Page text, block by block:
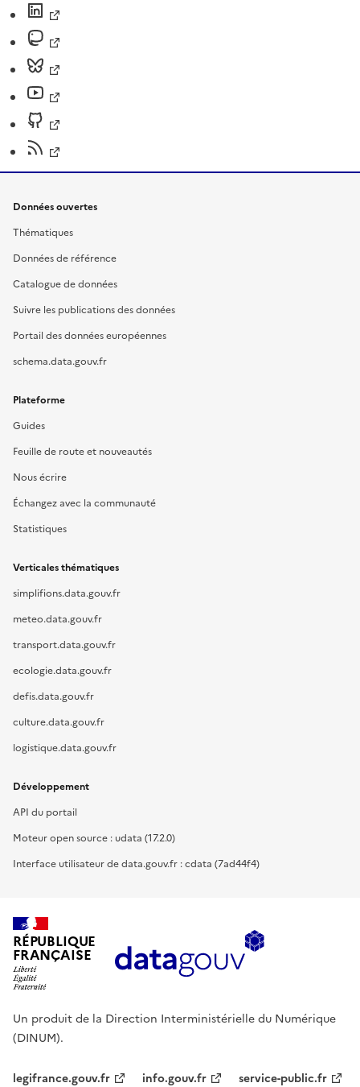
Données ouvertes
Thématiques
Données de référence
Catalogue de données
Suivre les publications des données
Portail des données européennes
schema.data.gouv.fr
Plateforme
Guides
Feuille de route et nouveautés
Nous écrire
Échangez avec la communauté
Statistiques
Verticales thématiques
simplifions.data.gouv.fr
meteo.data.gouv.fr
transport.data.gouv.fr
ecologie.data.gouv.fr
defis.data.gouv.fr
culture.data.gouv.fr
logistique.data.gouv.fr
Développement
API du portail
Moteur open source : udata (17.2.0)
Interface utilisateur de data.gouv.fr : cdata (7ad44f4)
RÉPUBLIQUE
FRANÇAISE
Un produit de la Direction Interministérielle du Numérique
(DINUM).
legifrance.gouv.fr info.gouv.fr service-public.fr